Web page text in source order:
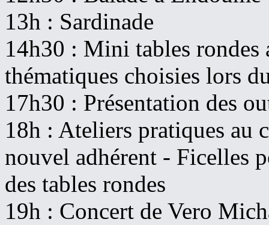
13h : Sardinade
14h30 : Mini tables rondes
thématiques choisies lors
17h30 : Présentation des
18h : Ateliers pratiques
nouvel adhérent - Ficelles
des tables rondes
19h : Concert de Vero